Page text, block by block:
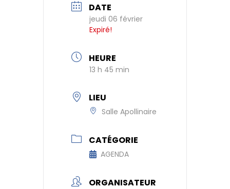
DATE
jeudi 06 février
Expiré!
HEURE
13 h 45 min
LIEU
Salle Apollinaire
CATÉGORIE
AGENDA
ORGANISATEUR